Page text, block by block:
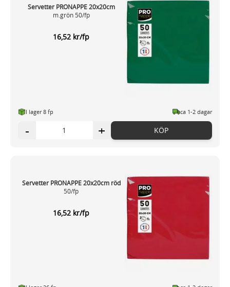
Servetter PRONAPPE 20x20cm
m.grön 50/fp
16,52 kr/fp
I lager 8 fp ca 1-2 dagar
- + KÖP
Servetter PRONAPPE 20x20cm röd
50/fp
16,52 kr/fp